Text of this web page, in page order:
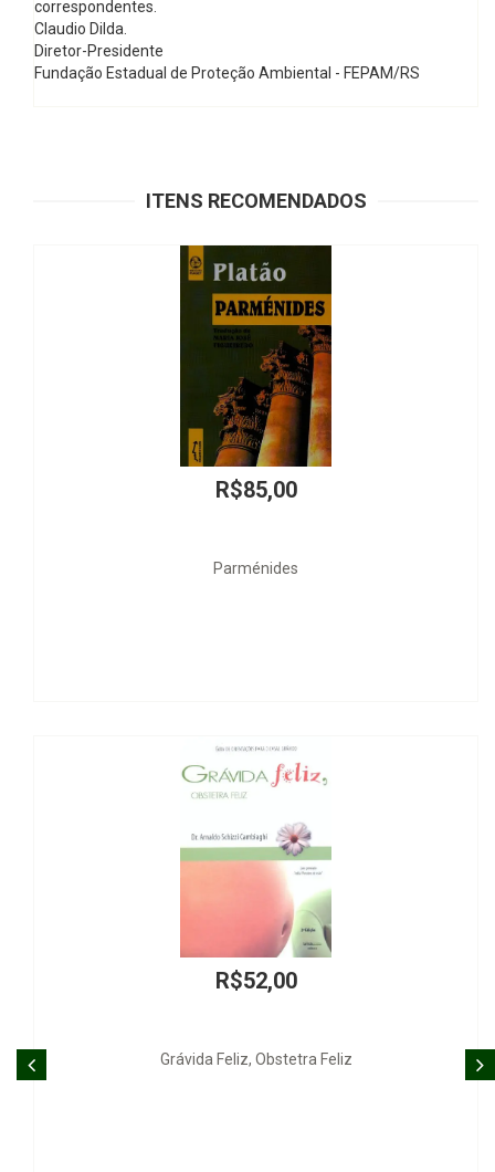
correspondentes.
Claudio Dilda.
Diretor-Presidente
Fundação Estadual de Proteção Ambiental - FEPAM/RS
ITENS RECOMENDADOS
R$85,00
Parménides
R$52,00
Grávida Feliz, Obstetra Feliz